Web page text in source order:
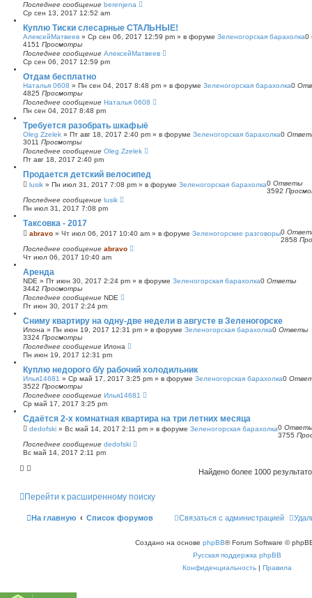
Последнее сообщение berenjena
Ср сен 13, 2017 12:52 am
Куплю Тиски слесарные СТАЛЬНЫЕ!
АлексейМатвеев » Ср сен 06, 2017 12:59 pm » в форуме Зеленогорская барахолка0
4151 Просмотры
Последнее сообщение АлексейМатвеев
Ср сен 06, 2017 12:59 pm
Отдам бесплатно
Наталья 0608 » Пн сен 04, 2017 8:48 pm » в форуме Зеленогорская барахолка0
4825 Просмотры
Последнее сообщение Наталья 0608
Пн сен 04, 2017 8:48 pm
Требуется разобрать шкафыё
Oleg Zzelek » Пт авг 18, 2017 2:40 pm » в форуме Зеленогорская барахолка0
3011 Просмотры
Последнее сообщение Oleg Zzelek
Пт авг 18, 2017 2:40 pm
Продается детский велосипед
lusik » Пн июл 31, 2017 7:08 pm » в форуме Зеленогорская барахолка0 Ответы
3592
Последнее сообщение lusik
Пн июл 31, 2017 7:08 pm
Таксовка - 2017
abravo » Чт июл 06, 2017 10:40 am » в форуме Зеленогорские разговоры0
2858
Последнее сообщение abravo
Чт июл 06, 2017 10:40 am
Аренда
NDE » Пт июн 30, 2017 2:24 pm » в форуме Зеленогорская барахолка0 Ответы
3442 Просмотры
Последнее сообщение NDE
Пт июн 30, 2017 2:24 pm
Сниму квартиру на одну-две недели в августе в Зеленогорске
Илона » Пн июн 19, 2017 12:31 pm » в форуме Зеленогорская барахолка0 Ответы
3324 Просмотры
Последнее сообщение Илона
Пн июн 19, 2017 12:31 pm
Куплю недорого б/у рабочий холодильник
Илья14681 » Ср май 17, 2017 3:25 pm » в форуме Зеленогорская барахолка0
3522 Просмотры
Последнее сообщение Илья14681
Ср май 17, 2017 3:25 pm
Сдаётся 2-х комнатная квартира на три летних месяца
dedofski » Вс май 14, 2017 2:11 pm » в форуме Зеленогорская барахолка0
3755
Последнее сообщение dedofski
Вс май 14, 2017 2:11 pm
Найдено более 1000
Перейти к расширенному поиску
На главную Список форумов Связаться с администрацией
Создано на основе phpBB® Forum Software ©
Русская поддержка phpBB
Конфиденциальность | Правила